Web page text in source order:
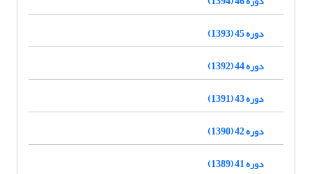
دوره 45 (1393)
دوره 44 (1392)
دوره 43 (1391)
دوره 42 (1390)
دوره 41 (1389)